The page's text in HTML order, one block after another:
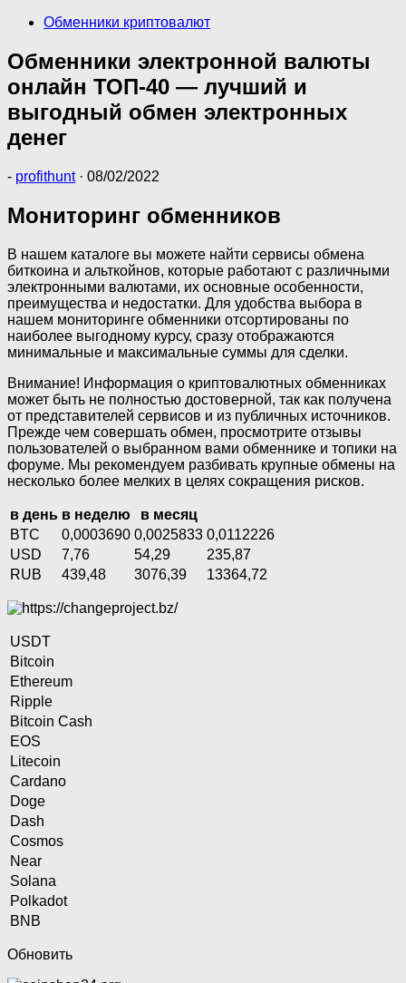
Обменники криптовалют
Обменники электронной валюты
онлайн ТОП-40 — лучший и
выгодный обмен электронных
денег
- profithunt · 08/02/2022
Мониторинг обменников
В нашем каталоге вы можете найти сервисы обмена
биткоина и альткойнов, которые работают с различными
электронными валютами, их основные особенности,
преимущества и недостатки. Для удобства выбора в
нашем мониторинге обменники отсортированы по
наиболее выгодному курсу, сразу отображаются
минимальные и максимальные суммы для сделки.
Внимание! Информация о криптовалютных обменниках
может быть не полностью достоверной, так как получена
от представителей сервисов и из публичных источников.
Прежде чем совершать обмен, просмотрите отзывы
пользователей о выбранном вами обменнике и топики на
форуме. Мы рекомендуем разбивать крупные обмены на
несколько более мелких в целях сокращения рисков.
в день в неделю
в месяц
BTC
0,0003690 0,0025833 0,0112226
USD
7,76 54,29
235,87
RUB
439,48 3076,39 13364,72
USDT
Bitcoin
Ethereum
Ripple
Bitcoin Cash
EOS
Litecoin
Cardano
Doge
Dash
Cosmos
Near
Solana
Polkadot
BNB
Обновить